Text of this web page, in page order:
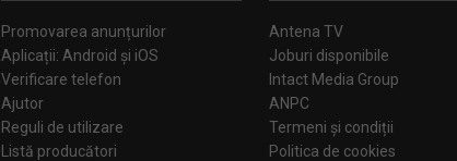
Promovarea anunțurilor
Aplicații: Android și iOS
Verificare telefon
Ajutor
Reguli de utilizare
Listă producători
Antena TV
Joburi disponibile
Intact Media Group
ANPC
Termeni și condiții
Politica de cookies